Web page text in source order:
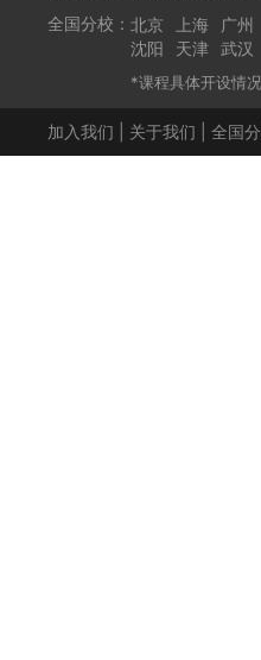
全国分校： 北京 上海 广州
沈阳
天津 武汉
*课程具体开设情
加入我们 关于我们 全国